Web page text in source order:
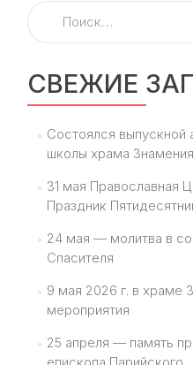
Найти:
СВЕЖИЕ
Состоялся выпускной
школы храма Знамения
31 мая Православная
Праздник
24 мая — молитва в
Спасителя
9 мая 2026 г. в храме
мероприятия
25 апреля — память